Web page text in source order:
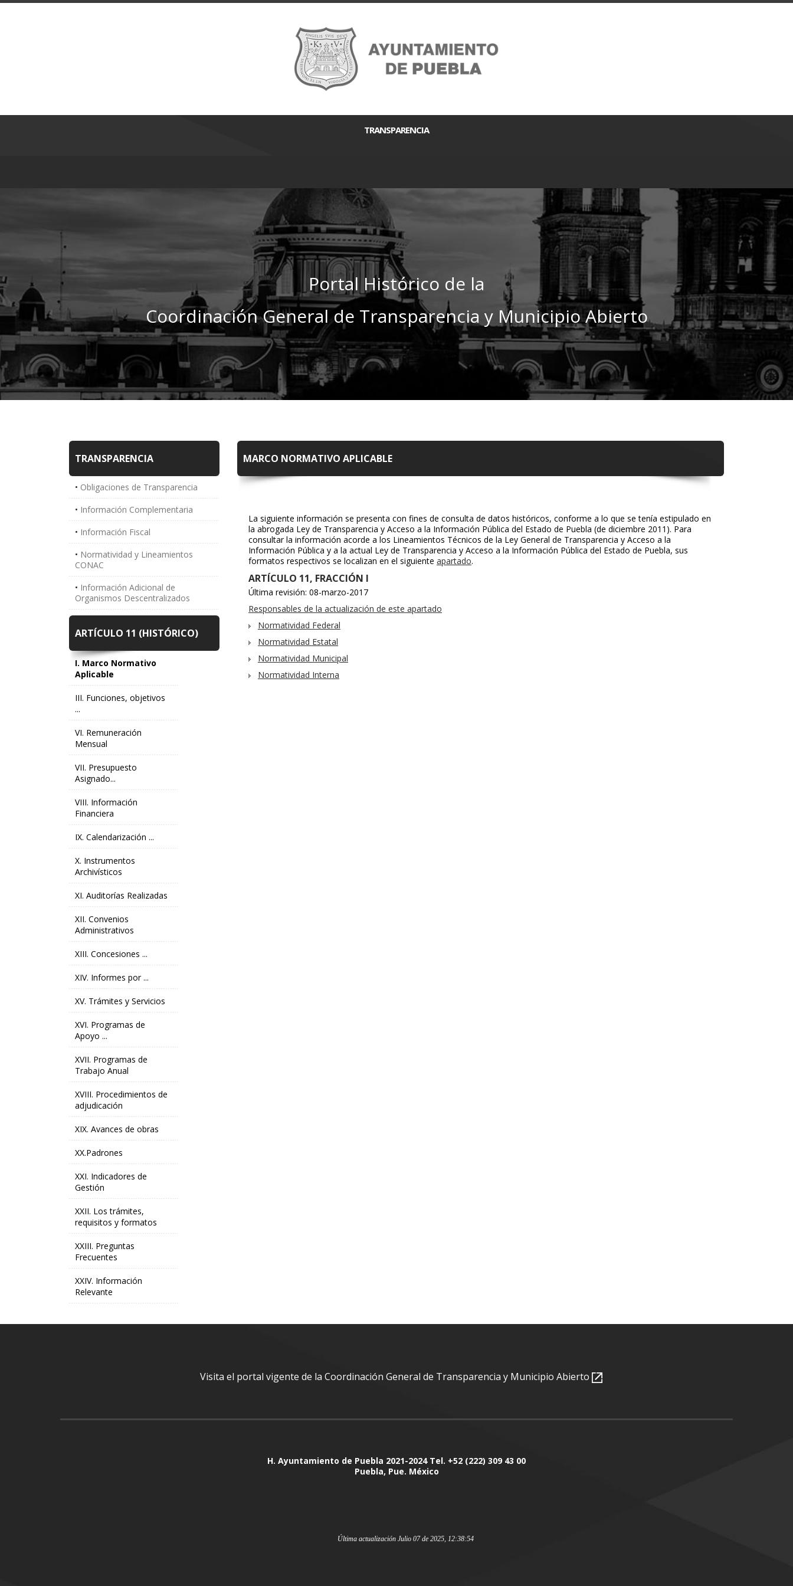
TRANSPARENCIA
Portal Histórico de la
Coordinación General de Transparencia y Municipio Abierto
TRANSPARENCIA
Obligaciones de Transparencia
Información Complementaria
Información Fiscal
Normatividad y Lineamientos
CONAC
Información Adicional de
Organismos Descentralizados
ARTÍCULO 11 (HISTÓRICO)
I. Marco Normativo
Aplicable
III. Funciones, objetivos
...
VI. Remuneración
Mensual
VII. Presupuesto
Asignado...
VIII. Información
Financiera
IX. Calendarización ...
X. Instrumentos
Archivísticos
XI. Auditorías Realizadas
XII. Convenios
Administrativos
XIII. Concesiones ...
XIV. Informes por ...
XV. Trámites y Servicios
XVI. Programas de
Apoyo ...
XVII. Programas de
Trabajo Anual
XVIII. Procedimientos de
adjudicación
XIX. Avances de obras
XX.Padrones
XXI. Indicadores de
Gestión
XXII. Los trámites,
requisitos y formatos
XXIII. Preguntas
Frecuentes
XXIV. Información
Relevante
MARCO NORMATIVO APLICABLE
La siguiente información se presenta con fines de consulta de datos históricos, conforme a lo que se tenía estipulado en
la abrogada Ley de Transparencia y Acceso a la Información Pública del Estado de Puebla (de diciembre 2011). Para
consultar la información acorde a los Lineamientos Técnicos de la Ley General de Transparencia y Acceso a la
Información Pública y a la actual Ley de Transparencia y Acceso a la Información Pública del Estado de Puebla, sus
formatos respectivos se localizan en el siguiente apartado.
ARTÍCULO 11, FRACCIÓN I
Última revisión: 08-marzo-2017
Responsables de la actualización de este apartado
Normatividad Federal
Normatividad Estatal
Normatividad Municipal
Normatividad Interna
Visita el portal vigente de la Coordinación General de Transparencia y Municipio Abierto
H. Ayuntamiento de Puebla 2021-2024 Tel. +52 (222) 309 43 00
Puebla, Pue. México
Última actualización Julio 07 de 2025, 12:38:54